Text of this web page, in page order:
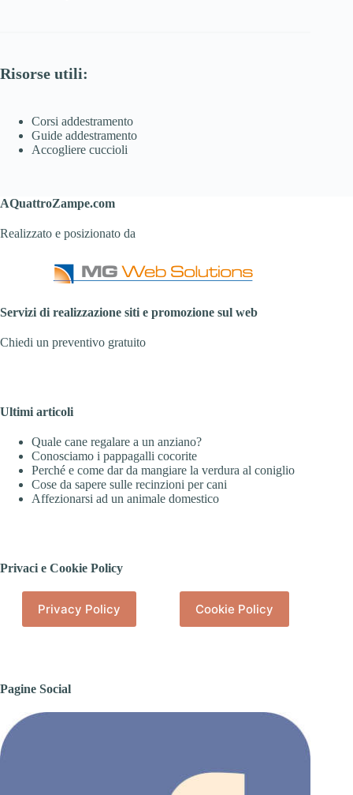
Risorse utili:
Corsi addestramento
Guide addestramento
Accogliere cuccioli
AQuattroZampe.com
Realizzato e posizionato da
Servizi di realizzazione siti e promozione sul web
Chiedi un preventivo gratuito
Ultimi articoli
Quale cane regalare a un anziano?
Conosciamo i pappagalli cocorite
Perché e come dar da mangiare la verdura al coniglio
Cose da sapere sulle recinzioni per cani
Affezionarsi ad un animale domestico
Privaci e Cookie Policy
Privacy Policy Cookie Policy
Pagine Social